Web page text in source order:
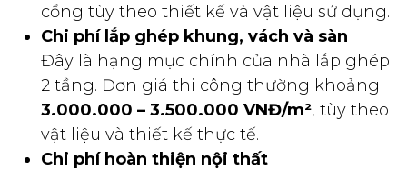
cổng tùy theo thiết kế và vật liệu sử dụng.
Chi phí lắp ghép khung, vách và sàn
Đây là hạng mục chính của nhà lắp ghép
2 tầng. Đơn giá thi công thường khoảng
3.000.000 – 3.500.000 VNĐ/m², tùy theo
vật liệu và thiết kế thực tế.
Chi phí hoàn thiện nội thất